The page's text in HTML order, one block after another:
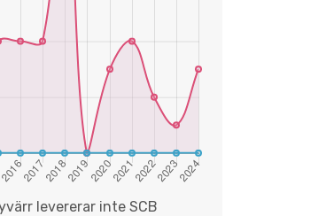
levererar inte SCB